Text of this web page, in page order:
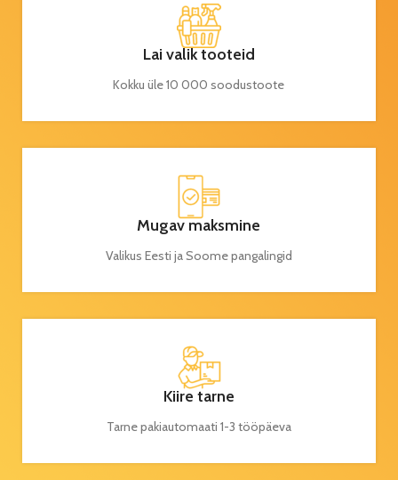
Lai valik tooteid
Kokku üle 10 000 soodustoote
Mugav maksmine
Valikus Eesti ja Soome pangalingid
Kiire tarne
Tarne pakiautomaati 1-3 tööpäeva